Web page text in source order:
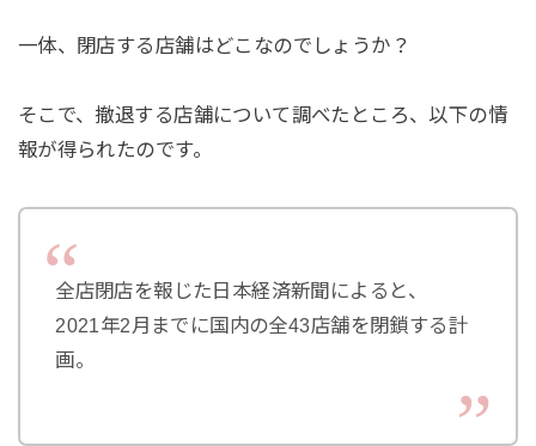
一体、閉店する店舗はどこなのでしょうか？
そこで、撤退する店舗について調べたところ、以下の情
報が得られたのです。
全店閉店を報じた日本経済新聞によると、
2021年2月までに国内の全43店舗を閉鎖する計
画。